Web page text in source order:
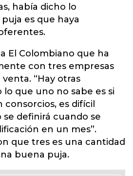
había dicho lo
es que haya
El Colombiano que ha
con tres empresas
“Hay otras
lo que uno no sabe es si
consorcios, es difícil
se definirá cuando se
en un mes”.
que tres es una cantidad
buena puja.